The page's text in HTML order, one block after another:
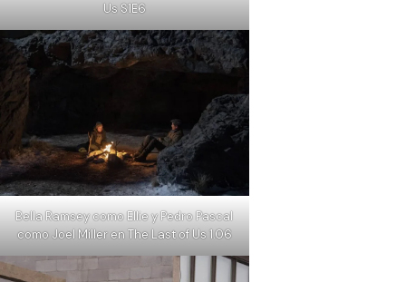
Us S1E6
Bella Ramsey como Ellie y Pedro Pascal
como Joel Miller en The Last of Us 1.06